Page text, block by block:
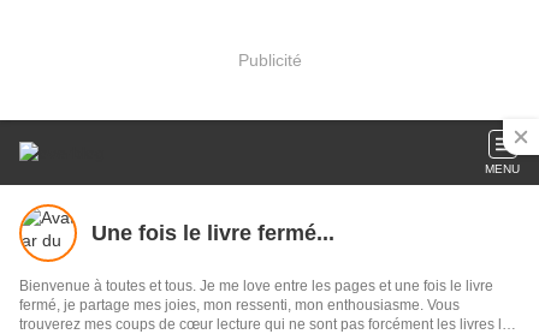
Publicité
MENU
Une fois le livre fermé...
Bienvenue à toutes et tous. Je me love entre les pages et une fois le livre
fermé, je partage mes joies, mon ressenti, mon enthousiasme. Vous
trouverez mes coups de cœur lecture qui ne sont pas forcément les livres les